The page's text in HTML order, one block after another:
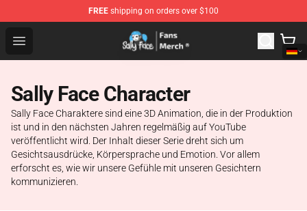
FREE shipping on orders over $100
Open menu
Sally Face Store - Official Sally Face Merchandise Shop
Sally Face Character
Sally Face Charaktere sind eine 3D Animation, die in der Produktion
ist und in den nächsten Jahren regelmäßig auf YouTube
veröffentlicht wird. Der Inhalt dieser Serie dreht sich um
Gesichtsausdrücke, Körpersprache und Emotion. Vor allem
erforscht es, wie wir unsere Gefühle mit unseren Gesichtern
kommunizieren.